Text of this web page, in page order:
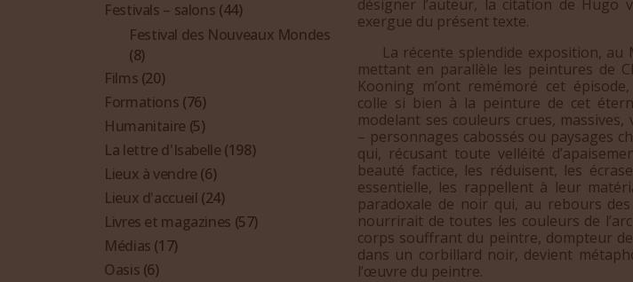
désigner l’auteur, la citation de Hugo
exergue du présent texte.
La récente splendide exposition, au
mettant en parallèle les peintures de
Kooning m’ont remémoré cet
colle si bien à la peinture de cet
modelant ses couleurs crues,
– personnages cabossés ou paysages
qui, récusant toute velléité
beauté factice, les réduisent, les
essentielle, les rappellent à leur
paradoxale de noir qui, au rebours
nourrirait de toutes les couleurs de
corps souffrant du peintre, dompteur
dans un corbillard noir, devient
l’œuvre du peintre.
Festivals – salons (44)
Festival des Nouveaux Mondes
(8)
Films (20)
Formations (76)
Humanitaire (5)
La lettre d'Isabelle (198)
Lieux à vendre (6)
Lieux d'accueil (24)
Livres et magazines (57)
Médias (17)
Oasis (6)